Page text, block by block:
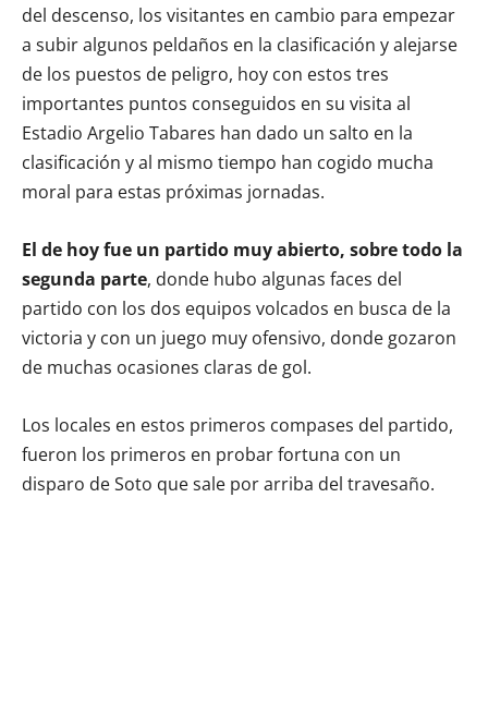
del descenso, los visitantes en cambio para empezar
a subir algunos peldaños en la clasificación y alejarse
de los puestos de peligro, hoy con estos tres
importantes puntos conseguidos en su visita al
Estadio Argelio Tabares han dado un salto en la
clasificación y al mismo tiempo han cogido mucha
moral para estas próximas jornadas.
El de hoy fue un partido muy abierto, sobre todo la
segunda parte, donde hubo algunas faces del
partido con los dos equipos volcados en busca de la
victoria y con un juego muy ofensivo, donde gozaron
de muchas ocasiones claras de gol.
Los locales en estos primeros compases del partido,
fueron los primeros en probar fortuna con un
disparo de Soto que sale por arriba del travesaño.